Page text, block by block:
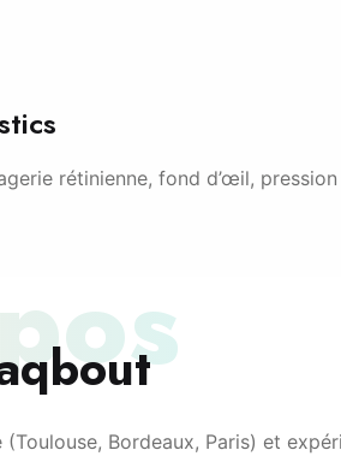
rétinienne, fond d’œil,
Bordeaux, Paris) et